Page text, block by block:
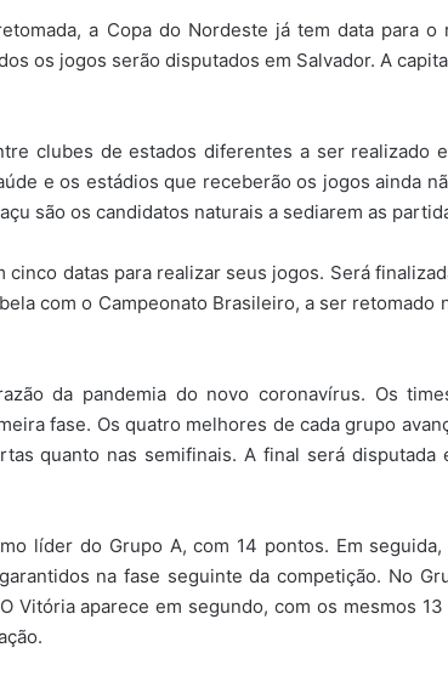
a Copa do Nordeste já tem data para o
os jogos serão disputados em Salvador. A
clubes de estados diferentes a ser realizado
e os estádios que receberão os jogos ainda
são os candidatos naturais a sediarem as
datas para realizar seus jogos. Será
com o Campeonato Brasileiro, a ser retomado
da pandemia do novo coronavírus. Os
fase. Os quatro melhores de cada grupo
quanto nas semifinais. A final será disputada
líder do Grupo A, com 14 pontos. Em
na fase seguinte da competição. No
Vitória aparece em segundo, com os mesmos